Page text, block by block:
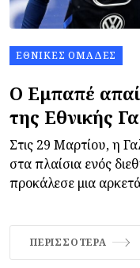
ΕΘΝΙΚΈΣ ΟΜΆΔΕΣ
Ο Εμπαπέ
της Εθνικής
Στις 29 Μαρτίου, η
στα πλαίσια ενός
προκάλεσε μια
ΠΕΡΙΣΣΌΤΕΡΑ